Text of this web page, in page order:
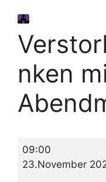
nken
mit
09:00
23.November